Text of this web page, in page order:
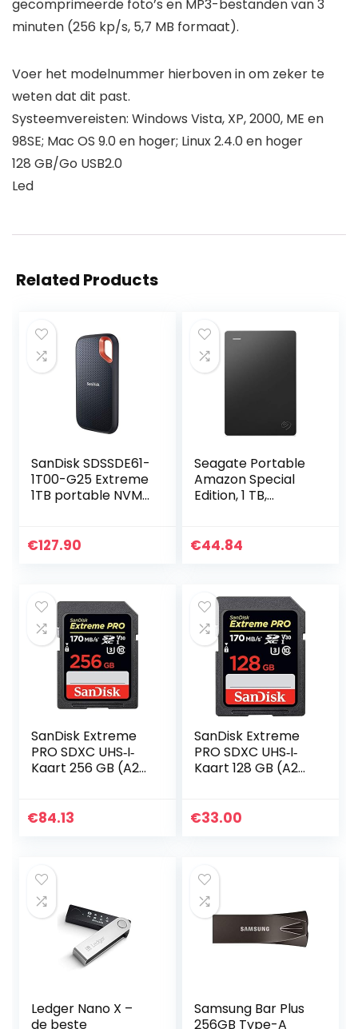
gecomprimeerde foto’s en MP3-bestanden van 3
minuten (256 kp/s, 5,7 MB formaat).
Voer het modelnummer hierboven in om zeker te
weten dat dit past.
Systeemvereisten: Windows Vista, XP, 2000, ME en
98SE; Mac OS 9.0 en hoger; Linux 2.4.0 en hoger
128 GB/Go USB2.0
Led
Related Products
SanDisk SDSSDE61-
1T00-G25 Extreme
1TB portable NVMe
leessnelheid en
€127.90
Seagate Portable
Amazon Special
Edition, 1 TB,
Schijf, Zwart, 2,5″,
(STGX1000400)
€44.84
SanDisk Extreme
PRO SDXC UHS‐I‐
Kaart 256 GB (A2
Leessnelheden Tot
€84.13
SanDisk Extreme
PRO SDXC UHS‐I‐
Kaart 128 GB (A2
Leessnelheden Tot
€33.00
Ledger Nano X –
de beste
Samsung Bar Plus
256GB Type-A